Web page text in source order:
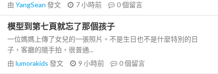
由 YangSean 發文 7 小時前 0個留言
模型到第七頁就忘了那個孩子
一位媽媽上傳了女兒的一張照片。不是生日也不是什麼特別的日
子，客廳的隨手拍，很普通...
由 lumorakids 發文 9 小時前 0個留言